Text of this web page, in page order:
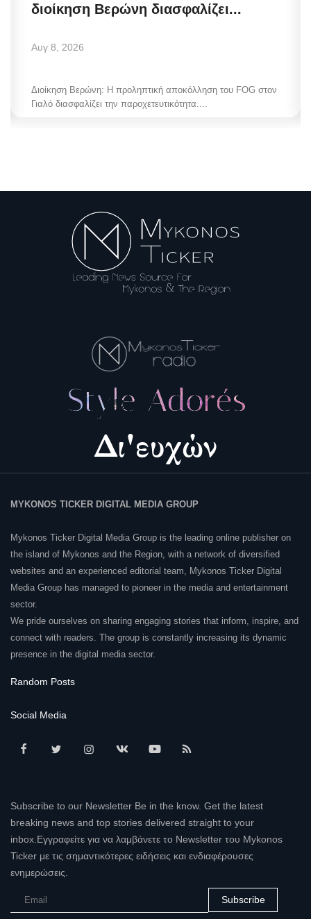
διοίκηση Βερώνη διασφαλίζει...
Αυγ 8, 2026
Διοίκηση Βερώνη: Η προληπτική αποκόλληση του FOG στον
Γιαλό διασφαλίζει την παροχετευτικότητα....
MYKONOS TICKER DIGITAL MEDIA GROUP
Mykonos Ticker Digital Media Group is the leading online publisher on
the island of Mykonos and the Region, with a network of diversified
websites and an experienced editorial team, Mykonos Ticker Digital
Media Group has managed to pioneer in the media and entertainment
sector.
We pride ourselves on sharing engaging stories that inform, inspire, and
connect with readers. The group is constantly increasing its dynamic
presence in the digital media sector.
Random Posts
Social Media
Subscribe to our Newsletter Be in the know. Get the latest
breaking news and top stories delivered straight to your
inbox.Εγγραφείτε για να λαμβάνετε το Newsletter του Mykonos
Ticker με τις σημαντικότερες ειδήσεις και ενδιαφέρουσες
ενημερώσεις.
Subscribe